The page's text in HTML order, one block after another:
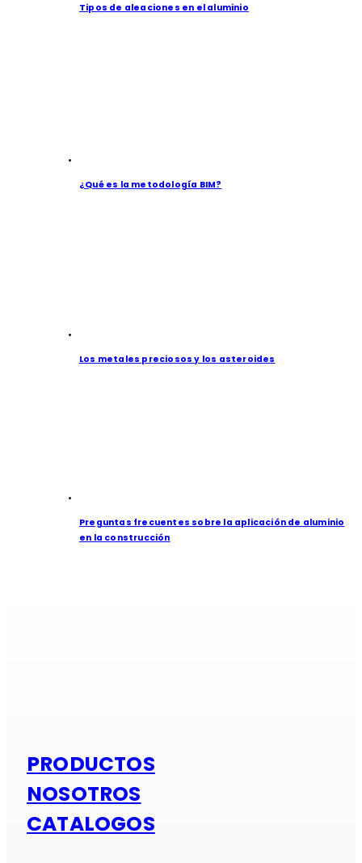
Tipos de aleaciones en el aluminio
¿Qué es la metodología BIM?
Los metales preciosos y los asteroides
Preguntas frecuentes sobre la aplicación de aluminio
en la construcción
PRODUCTOS
NOSOTROS
CATALOGOS